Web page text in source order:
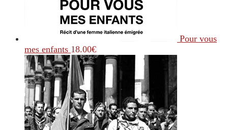
Pour vous
mes enfants 18.00€